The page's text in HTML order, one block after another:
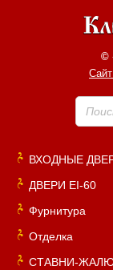
©
ВХОДНЫЕ
ДВЕРИ EI-60
Фурнитура
Отделка
СТАВНИ-